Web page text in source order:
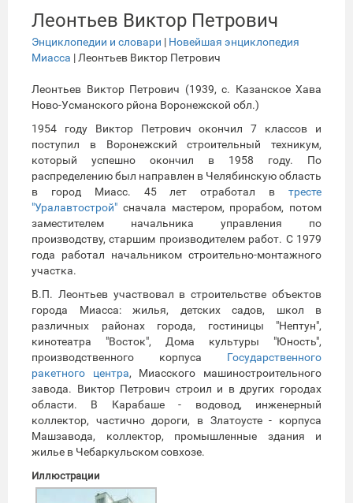
Леонтьев Виктор Петрович
Энциклопедии и словари | Новейшая энциклопедия
Миасса | Леонтьев Виктор Петрович
Леонтьев Виктор Петрович (1939, с. Казанское Хава
Ново-Усманского рйона Воронежской обл.)
1954 году Виктор Петрович окончил 7 классов и
поступил в Воронежский строительный техникум,
который успешно окончил в 1958 году. По
распределению был направлен в Челябинскую область
в город Миасс. 45 лет отработал в тресте
"Уралавтострой" сначала мастером, прорабом, потом
заместителем начальника управления по
производству, старшим производителем работ. С 1979
года работал начальником строительно-монтажного
участка.
В.П. Леонтьев участвовал в строительстве объектов
города Миасса: жилья, детских садов, школ в
различных районах города, гостиницы "Нептун",
кинотеатра "Восток", Дома культуры "Юность",
производственного корпуса Государственного
ракетного центра, Миасского машиностроительного
завода. Виктор Петрович строил и в других городах
области. В Карабаше - водовод, инженерный
коллектор, частично дороги, в Златоусте - корпуса
Машзавода, коллектор, промышленные здания и
жилье в Чебаркульском совхозе.
Иллюстрации